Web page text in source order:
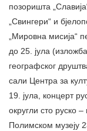
позоришта
„Свингери“ и
„Мировна мисија“
до 25. јула
географског
сали Центра за
19. јула, концерт
округли сто руско –
Полимском музеју